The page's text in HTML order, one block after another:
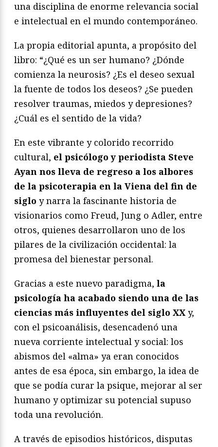
una disciplina de enorme relevancia social
e intelectual en el mundo contemporáneo.
La propia editorial apunta, a propósito del
libro: “¿Qué es un ser humano? ¿Dónde
comienza la neurosis? ¿Es el deseo sexual
la fuente de todos los deseos? ¿Se pueden
resolver traumas, miedos y depresiones?
¿Cuál es el sentido de la vida?
En este vibrante y colorido recorrido
cultural, el psicólogo y periodista Steve
Ayan nos lleva de regreso a los albores
de la psicoterapia en la Viena del fin de
siglo y narra la fascinante historia de
visionarios como Freud, Jung o Adler, entre
otros, quienes desarrollaron uno de los
pilares de la civilización occidental: la
promesa del bienestar personal.
Gracias a este nuevo paradigma, la
psicología ha acabado siendo una de las
ciencias más influyentes del siglo XX y,
con el psicoanálisis, desencadenó una
nueva corriente intelectual y social: los
abismos del «alma» ya eran conocidos
antes de esa época, sin embargo, la idea de
que se podía curar la psique, mejorar al ser
humano y optimizar su potencial supuso
toda una revolución.
A través de episodios históricos, disputas